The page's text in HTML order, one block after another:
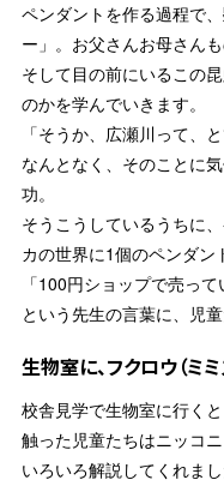
ペンダントを作る過程で
ー」。お父さんお母さん
そして目の前にいるこの
のかを学んでいきます。
「そうか、広瀬川って、
なんとなく、そのことに
功。
そうこうしているうちに
カの世界に1個のペンダン
「100円ショップで売っ
という先生の言葉に、児
生物室に、フクロウ（ミミ
校舎見学で生物室に行く
触った児童たちはニッコ
いろいろ解説してくれま